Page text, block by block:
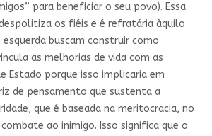
para beneficiar o seu povo). Essa
os fiéis e é refratária àquilo
esquerda buscam construir como
as melhorias de vida com as
Estado porque isso implicaria em
de pensamento que sustenta a
que é baseada na meritocracia, no
ao inimigo. Isso significa que o